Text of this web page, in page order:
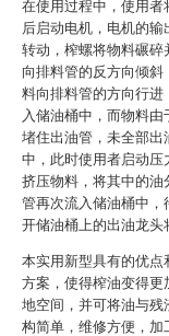
在使用过程中，使用
后启动电机，电机的
转动，榨螺将物料碾
向排料管的反方向倾
料向排料管的方向行
入储油桶中，而物料
堵住出油管，未全部
中，此时使用者启动压
挤压物料，将其中的油
管再次流入储油桶中
开储油桶上的出油龙头
本实用新型具有的优
方案，使得榨油变得更
地空间，并可将油与
构简单，维修方便，加